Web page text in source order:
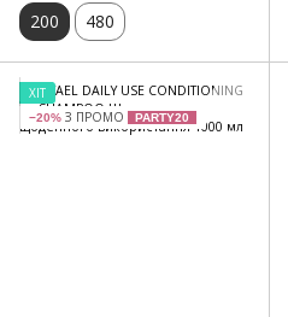
200 480
ХІТ
−20% З ПРОМО PARTY20